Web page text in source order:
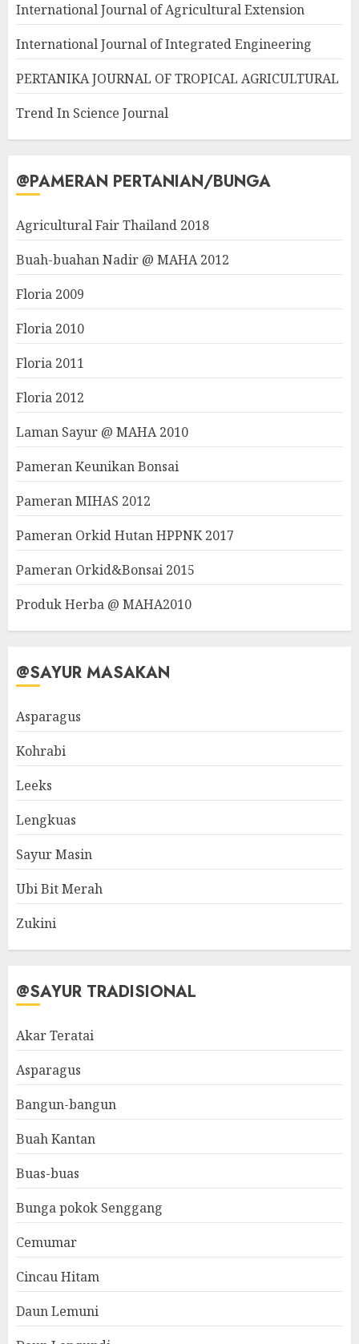
International Journal of Agricultural Extension
International Journal of Integrated Engineering
PERTANIKA JOURNAL OF TROPICAL AGRICULTURAL
Trend In Science Journal
@PAMERAN PERTANIAN/BUNGA
Agricultural Fair Thailand 2018
Buah-buahan Nadir @ MAHA 2012
Floria 2009
Floria 2010
Floria 2011
Floria 2012
Laman Sayur @ MAHA 2010
Pameran Keunikan Bonsai
Pameran MIHAS 2012
Pameran Orkid Hutan HPPNK 2017
Pameran Orkid&Bonsai 2015
Produk Herba @ MAHA2010
@SAYUR MASAKAN
Asparagus
Kohrabi
Leeks
Lengkuas
Sayur Masin
Ubi Bit Merah
Zukini
@SAYUR TRADISIONAL
Akar Teratai
Asparagus
Bangun-bangun
Buah Kantan
Buas-buas
Bunga pokok Senggang
Cemumar
Cincau Hitam
Daun Lemuni